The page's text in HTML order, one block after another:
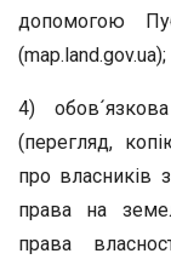
допомогою
(map.land.gov.ua);
4)
(перегляд,
про власників
права на
права